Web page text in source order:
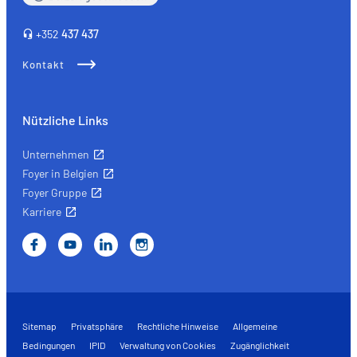
hébergé sur un site externe.
+352 437 437
Kontakt
Nützliche Links
Unternehmen
Foyer in Belgien
Foyer Gruppe
Karriere
Sitemap Privatsphäre Rechtliche Hinweise
Allgemeine
Bedingungen
IPID Verwaltung von Cookies Zugänglichkeit